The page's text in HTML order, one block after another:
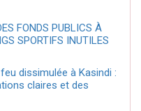
FONDS PUBLICS À
SPORTIFS INUTILES
dissimulée à Kasindi :
claires et des